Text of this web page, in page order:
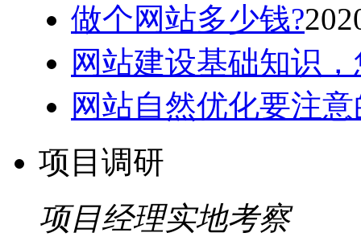
做个网站多少钱?
网站建设基础知识
网站自然优化要注
项目调研
项目经理实地考察